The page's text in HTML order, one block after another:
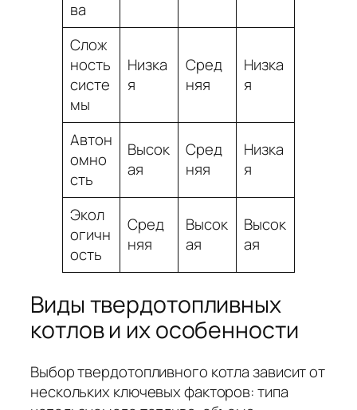
ва
Слож
ность
систе
мы
Низка
я
Сред
няя
Низка
я
Автон
омно
сть
Высок
ая
Сред
няя
Низка
я
Экол
огичн
ость
Сред
няя
Высок
ая
Высок
ая
Виды твердотопливных
котлов и их особенности
Выбор твердотопливного котла зависит от
нескольких ключевых факторов: типа